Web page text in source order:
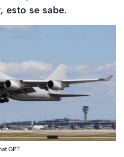
esto se sabe.
GPT